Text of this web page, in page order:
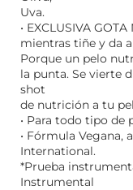
Uva.
• EXCLUSIVA
mientras tiñe y da
Porque un pelo
la punta. Se vierte
shot
de nutrición a tu
• Para todo tipo de
• Fórmula Vegana,
International.
*Prueba
Instrumental